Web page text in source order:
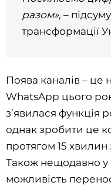
разом», –
трансформації
Поява каналів –
WhatsApp цього
з’явилася функція
однак зробити це
протягом 15
Також нещодавно у
можливість